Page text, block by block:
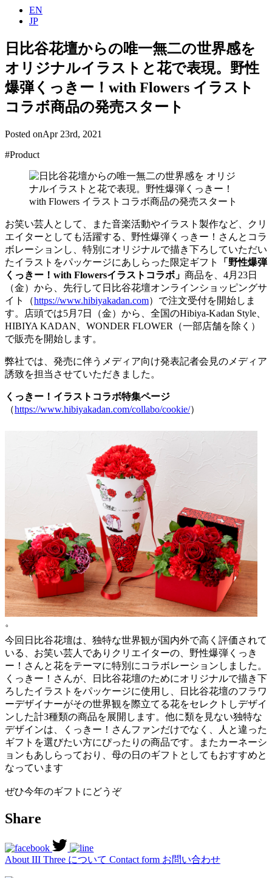
EN
JP
日比谷花壇からの唯一無二の世界感を
オリジナルイラストと花で表現。野性
爆弾くっきー！with Flowers イラスト
コラボ商品の発売スタート
Posted onApr 23rd, 2021
#Product
お笑い芸人として、また音楽活動やイラスト製作など、クリ
エイターとしても活躍する、野性爆弾くっきー！さんとコラ
ボレーションし、特別にオリジナルで描き下ろしていただい
たイラストをパッケージにあしらった限定ギフト
「野性爆弾
くっきー！with Flowersイラストコラボ」 商品を、4月23日
（金）から、先行して日比谷花壇オンラインショッピングサ
イト（https://www.hibiyakadan.com）で注文受付を開始しま
す。店頭では5月7日（金）から、全国のHibiya-Kadan Style、
HIBIYA KADAN、WONDER FLOWER（一部店舗を除く）
で販売を開始します。
弊社では、発売に伴うメディア向け発表記者会見のメディア
誘致を担当させていただきました。
くっきー！イラストコラボ特集ページ
（https://www.hibiyakadan.com/collabo/cookie/）
。
今回日比谷花壇は、独特な世界観が国内外で高く評価されて
いる、お笑い芸人でありクリエイターの、野性爆弾くっき
ー！さんと花をテーマに特別にコラボレーションしました。
くっきー！さんが、日比谷花壇のためにオリジナルで描き下
ろしたイラストをパッケージに使用し、日比谷花壇のフラワ
ーデザイナーがその世界観を際立てる花をセレクトしデザイ
ンした計3種類の商品を展開します。他に類を見ない独特な
デザインは、くっきー！さんファンだけでなく、人と違った
ギフトを選びたい方にぴったりの商品です。またカーネーシ
ョンもあしらっており、母の日のギフトとしてもおすすめと
なっています
ぜひ今年のギフトにどうぞ
Share
About III Three について Contact form お問い合わせ